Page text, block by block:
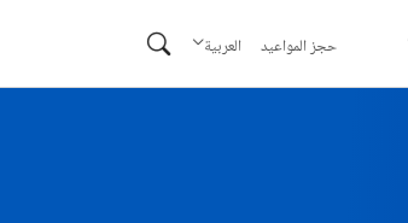
حجز المواعيد العربية